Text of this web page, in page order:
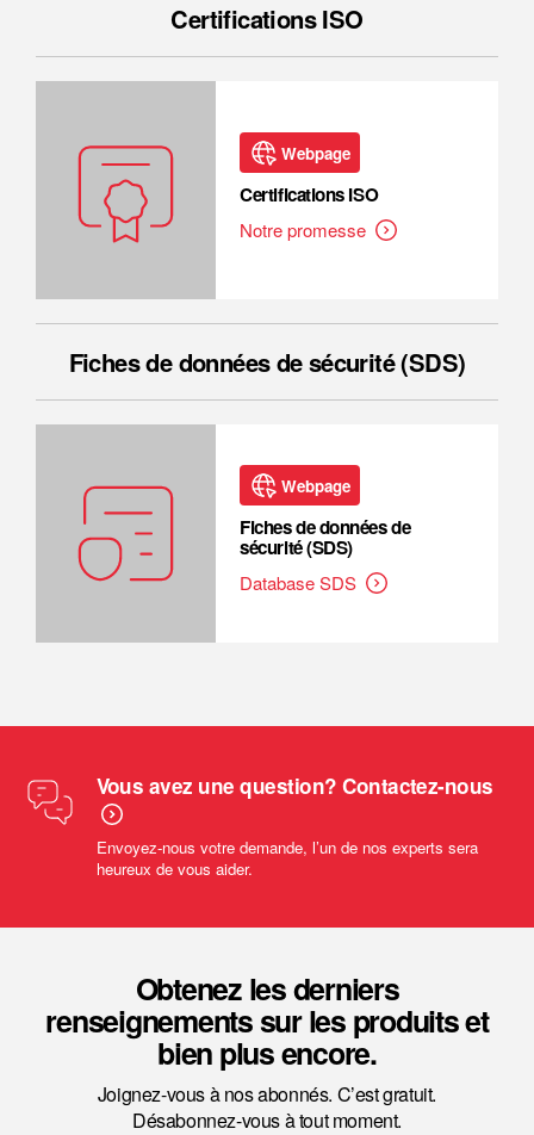
Certifications ISO
Webpage
Certifications ISO
Notre promesse
Fiches de données de sécurité (SDS)
Webpage
Fiches de données de
sécurité (SDS)
Database SDS
Vous avez une question? Contactez-nous
Envoyez-nous votre demande, l’un de nos experts sera
heureux de vous aider.
Obtenez les derniers
renseignements sur les produits et
bien plus encore.
Joignez-vous à nos abonnés. C’est gratuit.
Désabonnez-vous à tout moment.